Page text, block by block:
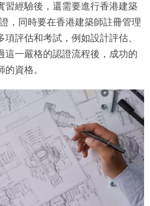
習經驗後，還需要進行香港建築
，同時要在香港建築師註冊管理
評估和考試，例如設計評估、
這一嚴格的認證流程後，成功的
資格。